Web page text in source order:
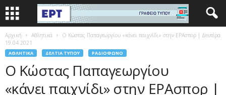
Αρχική Αθλητικά
Ο Κώστας Παπαγεωργίου «κάνει παιχνίδι» στην ΕΡΑσπορ | Δευτέρα
19.04.2021
ΑΘΛΗΤΙΚΆ ΔΕΛΤΊΑ ΤΎΠΟΥ ΡΑΔΙΌΦΩΝΟ
Ο Κώστας Παπαγεωργίου
«κάνει παιχνίδι» στην ΕΡΑσπορ |